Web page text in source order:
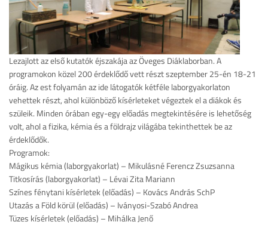
Lezajlott az első kutatók éjszakája az Öveges Diáklaborban. A
programokon közel 200 érdeklődő vett részt szeptember 25-én 18-21
óráig. Az est folyamán az ide látogatók kétféle laborgyakorlaton
vehettek részt, ahol különböző kísérleteket végeztek el a diákok és
szüleik. Minden órában egy-egy előadás megtekintésére is lehetőség
volt, ahol a fizika, kémia és a földrajz világába tekinthettek be az
érdeklődők.
Programok:
Mágikus kémia (laborgyakorlat) – Mikulásné Ferencz Zsuzsanna
Titkosírás (laborgyakorlat) – Lévai Zita Mariann
Színes fénytani kísérletek (előadás) – Kovács András SchP
Utazás a Föld körül (előadás) – Iványosi-Szabó Andrea
Tüzes kísérletek (előadás) – Mihálka Jenő